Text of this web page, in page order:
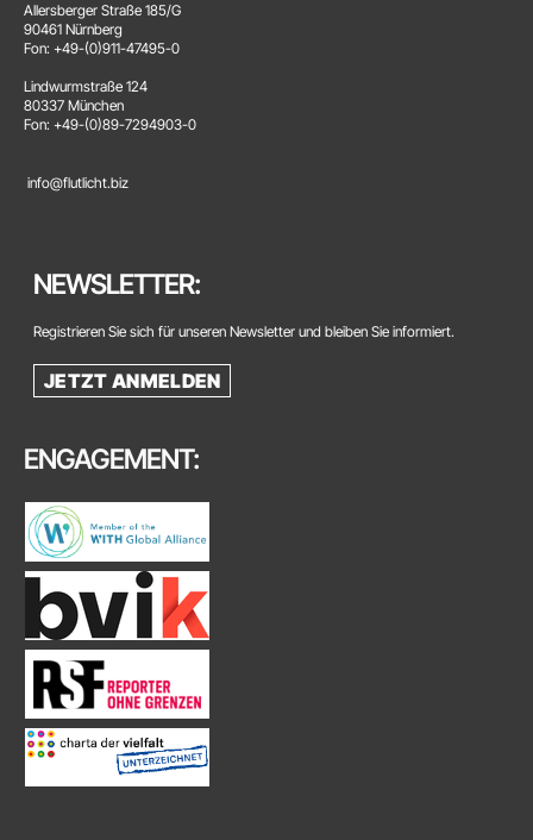
Allersberger Straße 185/G
90461 Nürnberg
Fon: +49-(0)911-47495-0
Lindwurmstraße 124
80337 München
Fon: +49-(0)89-7294903-0
info@flutlicht.biz
NEWSLETTER:
Registrieren Sie sich für unseren Newsletter und bleiben Sie informiert.
JETZT ANMELDEN
ENGAGEMENT: